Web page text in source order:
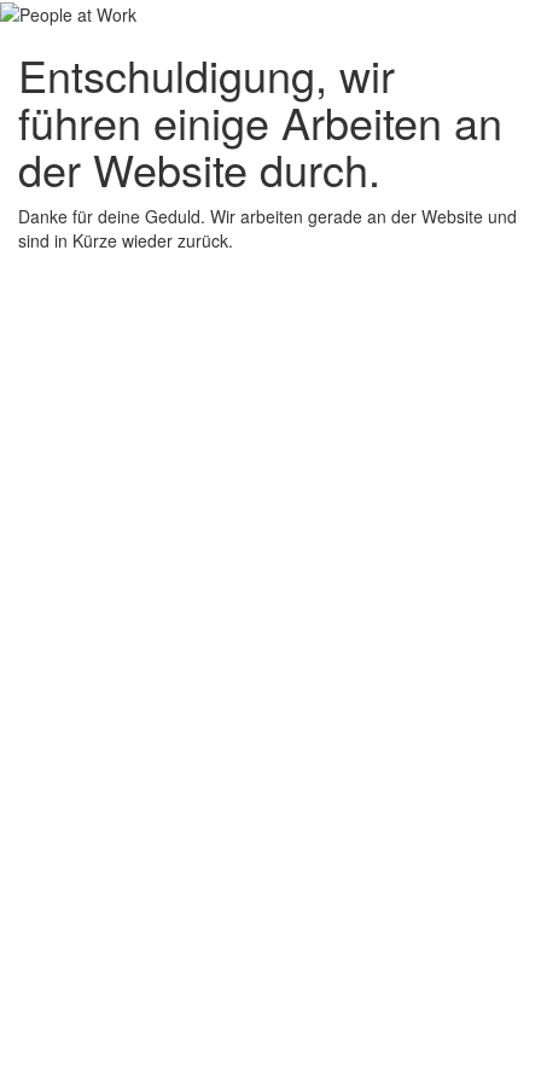
Entschuldigung, wir
führen einige Arbeiten an
der Website durch.
Danke für deine Geduld. Wir arbeiten gerade an der Website und
sind in Kürze wieder zurück.